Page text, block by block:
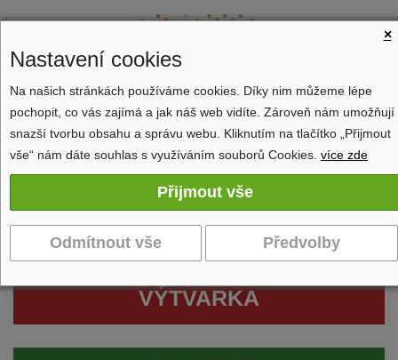
Zobrazit navigaci
VÝTVARKA
×
Nastavení cookies
Na našich stránkách používáme cookies. Díky nim můžeme lépe
pochopit, co vás zajímá a jak náš web vidíte. Zároveň nám umožňují
snazší tvorbu obsahu a správu webu. Kliknutím na tlačítko „Přijmout
vše“ nám dáte souhlas s využíváním souborů Cookies. více zde